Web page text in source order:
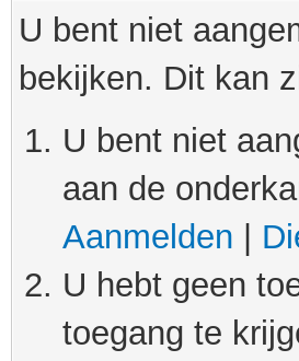
U bent niet
bekijken. Dit kan
U bent niet
aan de
Aanmelden
U hebt geen
toegang te